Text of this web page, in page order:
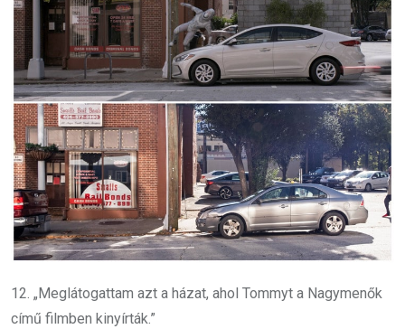
12. „Meglátogattam azt a házat, ahol Tommyt a Nagymenők
című filmben kinyírták.”